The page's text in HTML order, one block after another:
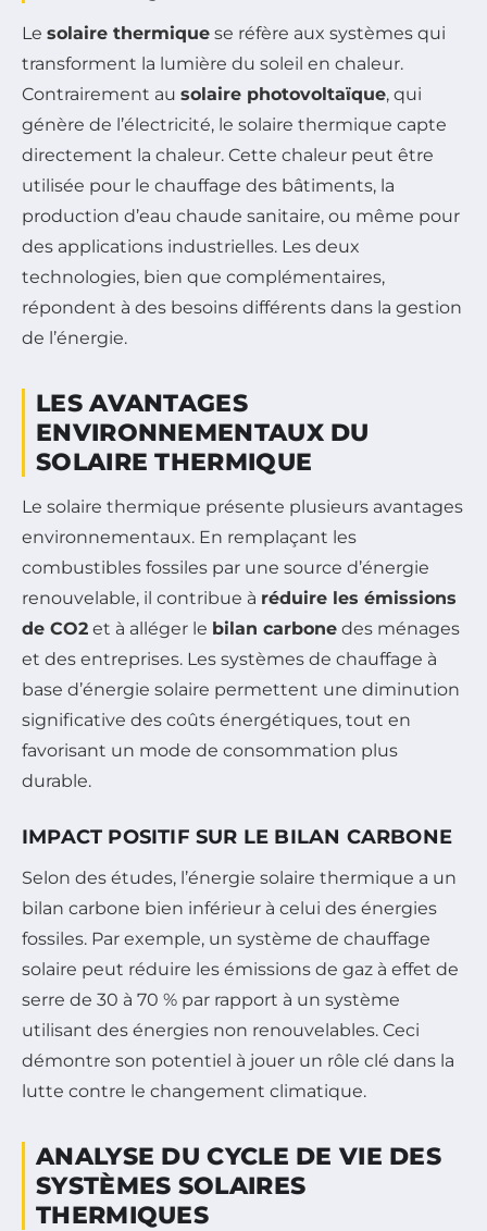
Le solaire thermique se réfère aux systèmes qui
transforment la lumière du soleil en chaleur.
Contrairement au solaire photovoltaïque, qui
génère de l’électricité, le solaire thermique capte
directement la chaleur. Cette chaleur peut être
utilisée pour le chauffage des bâtiments, la
production d’eau chaude sanitaire, ou même pour
des applications industrielles. Les deux
technologies, bien que complémentaires,
répondent à des besoins différents dans la gestion
de l’énergie.
LES AVANTAGES
ENVIRONNEMENTAUX DU
SOLAIRE THERMIQUE
Le solaire thermique présente plusieurs avantages
environnementaux. En remplaçant les
combustibles fossiles par une source d’énergie
renouvelable, il contribue à réduire les émissions
de CO2 et à alléger le bilan carbone des ménages
et des entreprises. Les systèmes de chauffage à
base d’énergie solaire permettent une diminution
significative des coûts énergétiques, tout en
favorisant un mode de consommation plus
durable.
IMPACT POSITIF SUR LE BILAN CARBONE
Selon des études, l’énergie solaire thermique a un
bilan carbone bien inférieur à celui des énergies
fossiles. Par exemple, un système de chauffage
solaire peut réduire les émissions de gaz à effet de
serre de 30 à 70 % par rapport à un système
utilisant des énergies non renouvelables. Ceci
démontre son potentiel à jouer un rôle clé dans la
lutte contre le changement climatique.
ANALYSE DU CYCLE DE VIE DES
SYSTÈMES SOLAIRES
THERMIQUES